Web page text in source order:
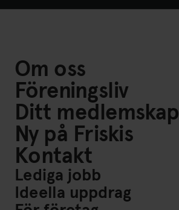
Om oss
Föreningsliv
Ditt medlemskap
Ny på Friskis
Kontakt
Lediga jobb
Ideella uppdrag